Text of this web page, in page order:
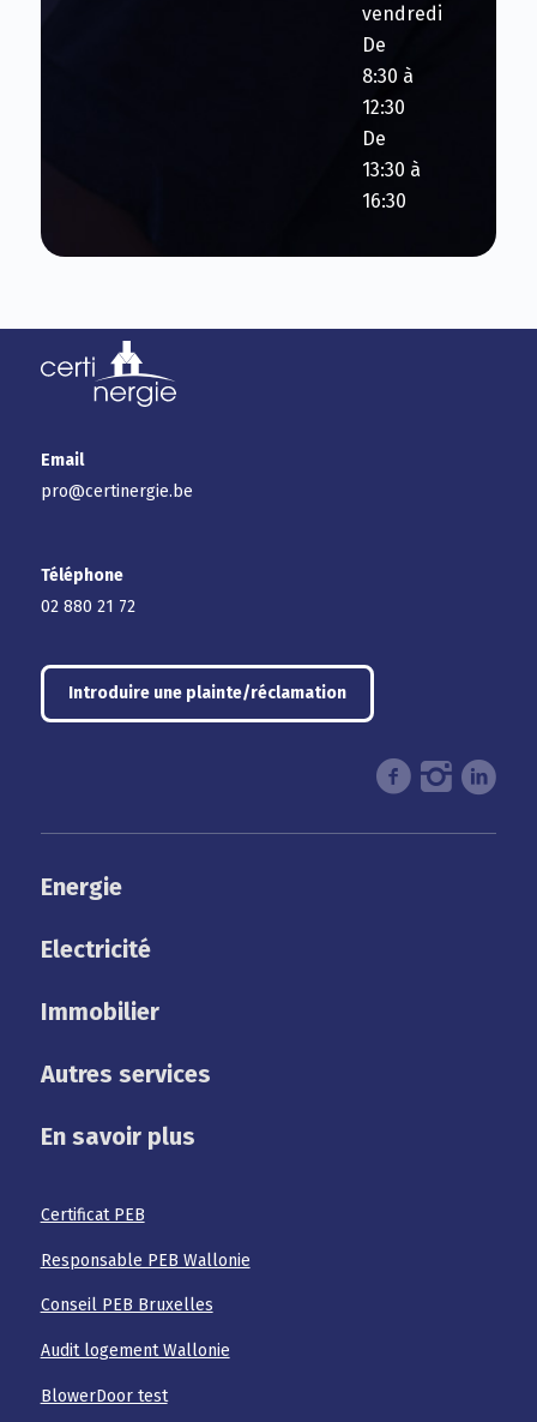
vendredi
De
8:30 à
12:30
De
13:30 à
16:30
Email
pro@certinergie.be
Téléphone
02 880 21 72
Introduire une plainte/réclamation
Energie
Electricité
Immobilier
Autres services
En savoir plus
Certificat PEB
Responsable PEB Wallonie
Conseil PEB Bruxelles
Audit logement Wallonie
BlowerDoor test